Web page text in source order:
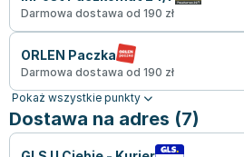
Darmowa dostawa od 190 zł
ORLEN Paczka
Darmowa dostawa od 190 zł
Pokaż wszystkie punkty
Dostawa na adres (7)